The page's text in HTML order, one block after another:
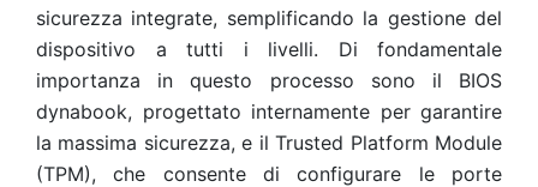
sicurezza integrate, semplificando la gestione del
dispositivo a tutti i livelli. Di fondamentale
importanza in questo processo sono il BIOS
dynabook, progettato internamente per garantire
la massima sicurezza, e il Trusted Platform Module
(TPM), che consente di configurare le porte